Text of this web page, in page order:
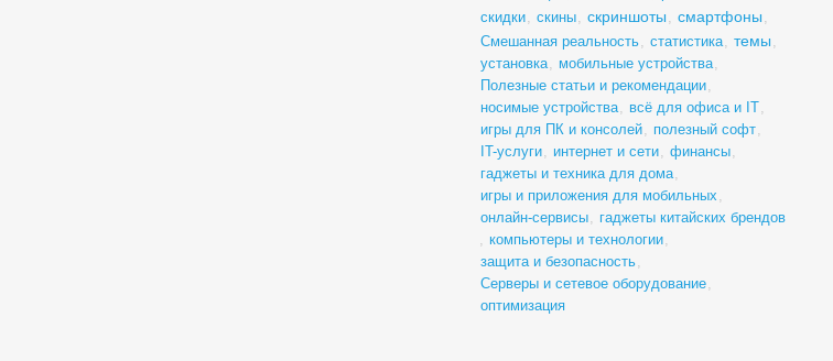
скидки, скины, скриншоты , смартфоны ,
Смешанная реальность, статистика, темы ,
установка, мобильные устройства,
Полезные статьи и рекомендации,
носимые устройства, всё для офиса и IT,
игры для ПК и консолей, полезный софт,
IT-услуги, интернет и сети, финансы,
гаджеты и техника для дома,
игры и приложения для мобильных ,
онлайн-сервисы, гаджеты китайских брендов
, компьютеры и технологии,
защита и безопасность,
Серверы и сетевое оборудование,
оптимизация